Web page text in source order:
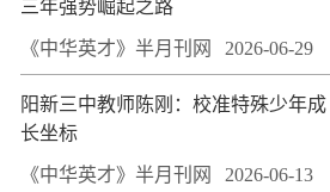
三年强势崛起之路
《中华英才》半月刊网 2026-06-29
阳新三中教师陈刚：校准特殊少年成
长坐标
《中华英才》半月刊网 2026-06-13